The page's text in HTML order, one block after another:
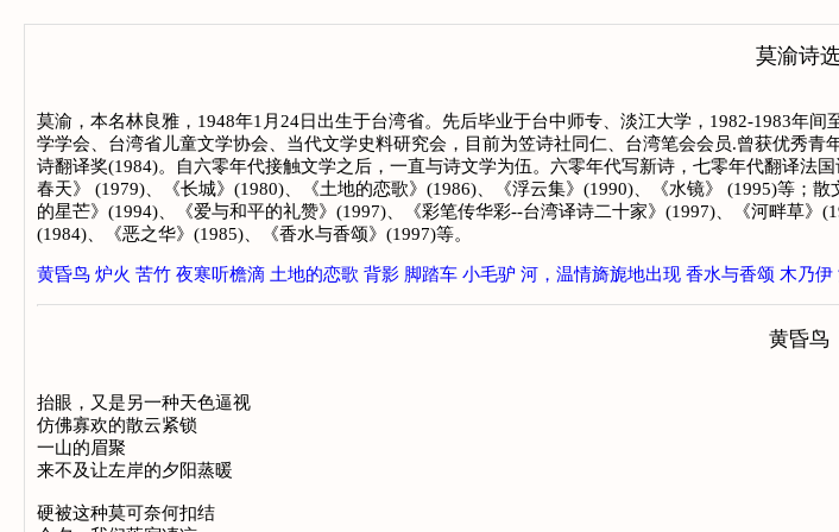
莫渝诗
莫渝，本名林良雅，1948年1月24日出生于台湾省。先后毕业于台中师专、淡江大学，1982-1983年
学学会、台湾省儿童文学协会、当代文学史料研究会，目前为笠诗社同仁、台湾笔会会员.曾获优秀
诗翻译奖(1984)。自六零年代接触文学之后，一直与诗文学为伍。六零年代写新诗，七零年代翻译法
春天》 (1979)、《长城》(1980)、《土地的恋歌》(1986)、《浮云集》(1990)、《水镜》 (1995)等；
的星芒》(1994)、《爱与和平的礼赞》(1997)、《彩笔传华彩--台湾译诗二十家》(1997)、《河畔草》
(1984)、《恶之华》(1985)、《香水与香颂》(1997)等。
黄昏鸟 炉火 苦竹 夜寒听檐滴 土地的恋歌 背影 脚踏车 小毛驴 河，温情旖旎地出现 香水与香颂 木乃伊
黄昏鸟
抬眼，又是另一种天色逼视
仿佛寡欢的散云紧锁
一山的眉聚
来不及让左岸的夕阳蒸暖
硬被这种莫可奈何扣结